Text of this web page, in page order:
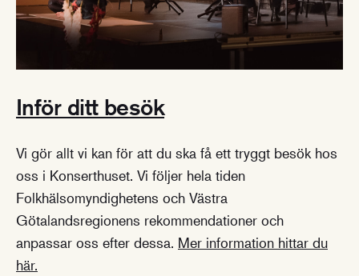
Inför ditt besök
Vi gör allt vi kan för att du ska få ett tryggt besök hos
oss i Konserthuset. Vi följer hela tiden
Folkhälsomyndighetens och Västra
Götalandsregionens rekommendationer och
anpassar oss efter dessa. Mer information hittar du
här.